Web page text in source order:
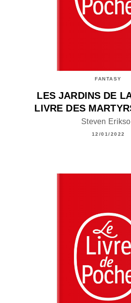
FANTASY
LES JARDINS DE
LIVRE DES
Steven
12/01/2022